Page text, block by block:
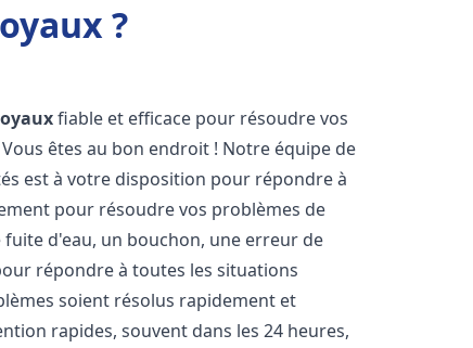
?
fiable et efficace pour résoudre vos
êtes au bon endroit ! Notre équipe de
est à votre disposition pour répondre à
pour résoudre vos problèmes de
d'eau, un bouchon, une erreur de
répondre à toutes les situations
soient résolus rapidement et
rapides, souvent dans les 24 heures,